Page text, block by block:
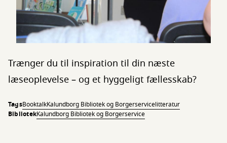
Trænger du til inspiration til din næste
læseoplevelse – og et hyggeligt fællesskab?
TagsBooktalkKalundborg Bibliotek og Borgerservicelitteratur
BibliotekKalundborg Bibliotek og Borgerservice